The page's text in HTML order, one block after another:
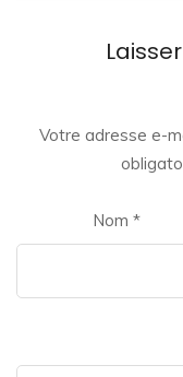
Votre adresse e-
Nom *